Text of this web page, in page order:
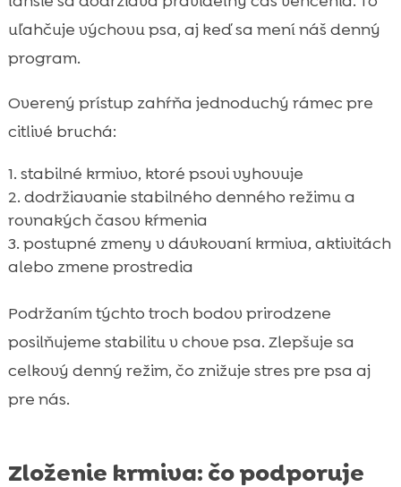
uľahčuje výchovu psa, aj keď sa mení náš denný
program.
Overený prístup zahŕňa jednoduchý rámec pre
citlivé bruchá:
stabilné krmivo, ktoré psovi vyhovuje
dodržiavanie stabilného denného režimu a
rovnakých časov kŕmenia
postupné zmeny v dávkovaní krmiva, aktivitách
alebo zmene prostredia
Podržaním týchto troch bodov prirodzene
posilňujeme stabilitu v chove psa. Zlepšuje sa
celkový denný režim, čo znižuje stres pre psa aj
pre nás.
Zloženie krmiva: čo podporuje